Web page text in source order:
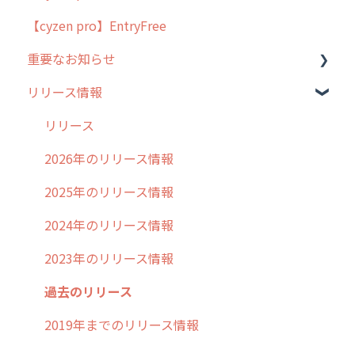
よくある質問
ラウンダー
メンテナンス
外廻り営業
清掃
不動産
【cyzen pro】EntryFree
重要なお知らせ
過去の重要なお知らせ
障害情報
リリース情報
リリース
2026年のリリース情報
2025年のリリース情報
2024年のリリース情報
2023年のリリース情報
過去のリリース
2019年までのリリース情報